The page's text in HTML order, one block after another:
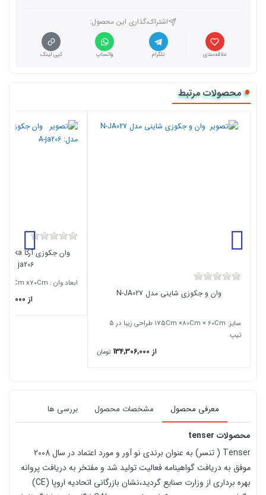
اشتراک،گذاری این محصول‌:
علاقه‌مندی تلگرام واتساپ کپی لینک
محصولات مرتبط
وان و جکوزی شاینی مدل N-JA027
سایز: 175Cm ×80Cm × 60Cm طراحی زیبا در 5
تیپ
از 134,306,000 تومان
ja206
ابعاد وان : 170Cm x85Cm x70Cm
از 130,000,000
معرفی محصول مشخصات محصول بررسی ها
محصولات tenser
Tenser ( تنسر) به عنوان برندی نو آور و مورد اعتماد در سال 2008
موفق به دریافت گواهینامه فعالیت تولید شد و مفتخر به دریافت پروانه
بهره برداری از وزارت صنایع گردید،نشان بازرگانی اتحادیه اروپا (CE)